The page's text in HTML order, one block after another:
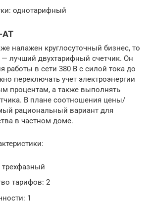
однотарифный
АТ
налажен круглосуточный бизнес, то
лучший двухтарифный счетчик. Он
работы в сети 380 В с силой тока до
переключать учет электроэнергии
процентам, а также выполнять
В плане соотношения цены/
рациональный вариант для
в частном доме.
трехфазный
тарифов: 2
1